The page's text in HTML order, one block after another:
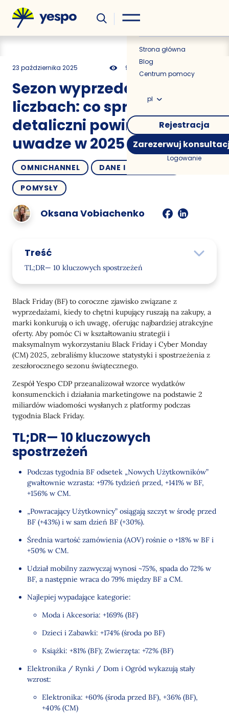
Aktualności
Strona główna
Blog
Centrum pomocy
pl
Rejestracja
Zarezerwuj
Logowanie
23 października 2025 946
OMNICHANNEL
DANE I ANALITYKA
POMYSŁY
Sezon wyprzedaży 2024 w
liczbach: co sprzedawcy
detaliczni powinni mieć na
uwadze w 2025
Oksana Vobiachenko
Treść
TL;DR— 10 kluczowych spostrzeżeń
Jak długo naprawdę trwa sezon wyprzedażowy?
Jak zbieraliśmy te dane
Kluczowe terminy, których używamy
Jak zmieniło się zachowanie klientów Yespo
Preferencje kanałów
latach 2024–2025
Jak zmieniło się zachowanie kupujących
Współczynnik konwersji 2021–2024: Top-10 /
Top-100 / Top-500
Kanały 2025: Wskaźniki ruchu, CTR i ROI
Co robić w 2025 roku, aby osiągnąć najlepsze wyniki
Wnioski
Black Friday (BF) to coroczne zjawisko związane z
wyprzedażami, kiedy to chętni kupujący ruszają na zakupy, a
marki konkurują o ich uwagę, oferując najbardziej atrakcyjne
oferty. Aby pomóc Ci w kształtowaniu strategii i
maksymalnym wykorzystaniu Black Friday i Cyber Monday
(CM) 2025, zebraliśmy kluczowe statystyki i spostrzeżenia z
zeszłorocznego sezonu świątecznego.
Zespół Yespo CDP przeanalizował wzorce wydatków
konsumenckich i działania marketingowe na podstawie 2
miliardów wiadomości wysłanych z platformy podczas
tygodnia Black Friday.
TL;DR— 10 kluczowych
spostrzeżeń
Podczas tygodnia BF odsetek „Nowych Użytkowników”
gwałtownie wzrasta: +97% tydzień przed, +141% w BF,
+156% w CM.
„Powracający Użytkownicy” osiągają szczyt w środę przed
BF (+43%) i w sam dzień BF (+30%).
Średnia wartość zamówienia (AOV) rośnie o +18% w BF i
+50% w CM.
Udział mobilny zazwyczaj wynosi ~75%, spada do 72% w
BF, a następnie wraca do 79% między BF a CM.
Najlepiej wypadające kategorie:
Moda i Akcesoria: +169% (BF)
Dzieci i Zabawki: +174% (środa po BF)
Książki: +81% (BF); Zwierzęta: +72% (BF)
Elektronika / Rynki / Dom i Ogród wykazują stały
wzrost:
Elektronika: +60% (środa przed BF), +36% (BF),
+40% (CM)